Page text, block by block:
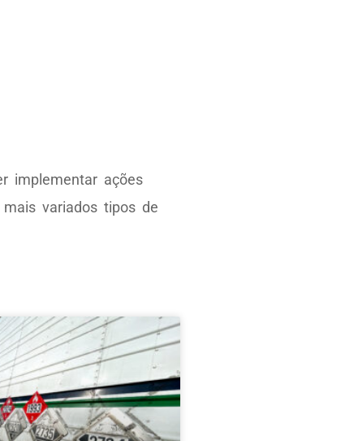
implementar ações
variados tipos de